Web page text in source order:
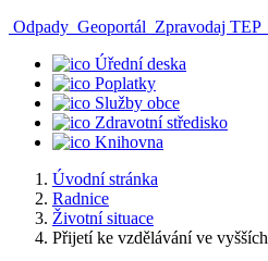
Odpady Geoportál Zpravodaj TEP
Úřední deska
Poplatky
Služby obce
Zdravotní středisko
Knihovna
Úvodní stránka
Radnice
Životní situace
Přijetí ke vzdělávání ve